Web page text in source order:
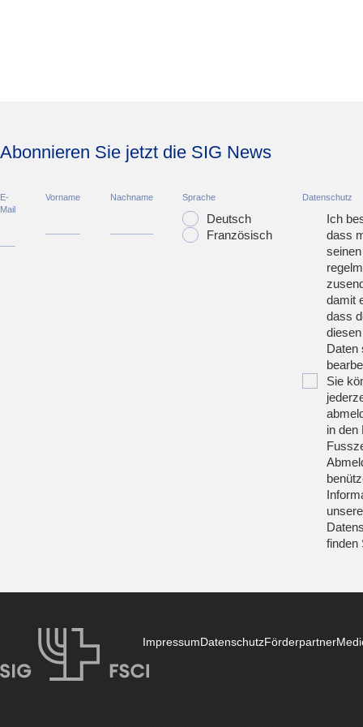
Abonnieren Sie jetzt die SIG News
E-
Mail
Vorname Nachname Sprache
Deutsch
Französisch
Datenschutz
Ich
dass
damit
dass
Daten
Sie
in den
finden
ImpressumDatenschutzFörderpartner